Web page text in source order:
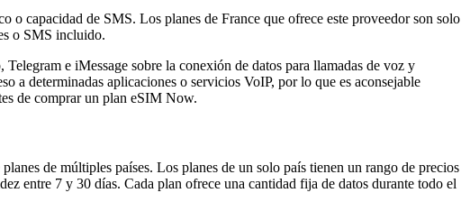
capacidad de SMS. Los planes de France que ofrece este proveedor son solo
o SMS incluido.
e iMessage sobre la conexión de datos para llamadas de voz y
a determinadas aplicaciones o servicios VoIP, por lo que es aconsejable
de comprar un plan eSIM Now.
de múltiples países. Los planes de un solo país tienen un rango de precios
entre 7 y 30 días. Cada plan ofrece una cantidad fija de datos durante todo el